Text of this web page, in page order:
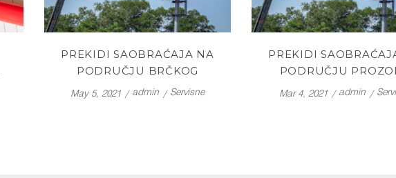
PREKIDI SAOBRAĆAJA NA
PODRUČJU BRČKOG
May 5, 2021 admin Servisne
PREKIDI
PODRUČJU
Mar 4, 2021 admin